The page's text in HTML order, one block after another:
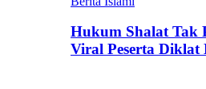
Hukum Shalat Tak
Viral Peserta Diklat